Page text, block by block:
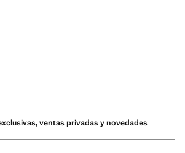
ventas privadas y novedades